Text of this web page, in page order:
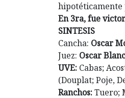
hipotéticamente
En 3ra, fue
SINTESIS
Cancha: Oscar
Juez: Oscar
UVE: Cabas;
(Douplat; Poje,
Ranchos:Tuero;